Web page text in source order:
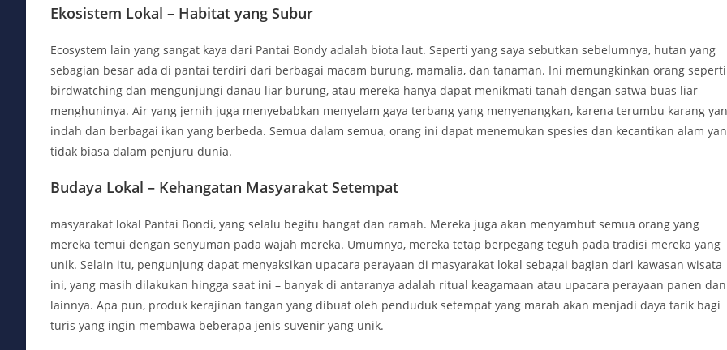
Ekosistem Lokal – Habitat yang Subur
Ecosystem lain yang sangat kaya dari Pantai Bondy adalah biota laut. Seperti yang saya sebutkan sebelumnya, hutan yang
sebagian besar ada di pantai terdiri dari berbagai macam burung, mamalia, dan tanaman. Ini memungkinkan orang seperti
birdwatching dan mengunjungi danau liar burung, atau mereka hanya dapat menikmati tanah dengan satwa buas liar
menghuninya. Air yang jernih juga menyebabkan menyelam gaya terbang yang menyenangkan, karena terumbu karang
indah dan berbagai ikan yang berbeda. Semua dalam semua, orang ini dapat menemukan spesies dan kecantikan alam
tidak biasa dalam penjuru dunia.
Budaya Lokal – Kehangatan Masyarakat Setempat
masyarakat lokal Pantai Bondi, yang selalu begitu hangat dan ramah. Mereka juga akan menyambut semua orang yang
mereka temui dengan senyuman pada wajah mereka. Umumnya, mereka tetap berpegang teguh pada tradisi mereka yang
unik. Selain itu, pengunjung dapat menyaksikan upacara perayaan di masyarakat lokal sebagai bagian dari kawasan wisata
ini, yang masih dilakukan hingga saat ini – banyak di antaranya adalah ritual keagamaan atau upacara perayaan panen dan
lainnya. Apa pun, produk kerajinan tangan yang dibuat oleh penduduk setempat yang marah akan menjadi daya tarik bagi
turis yang ingin membawa beberapa jenis suvenir yang unik.